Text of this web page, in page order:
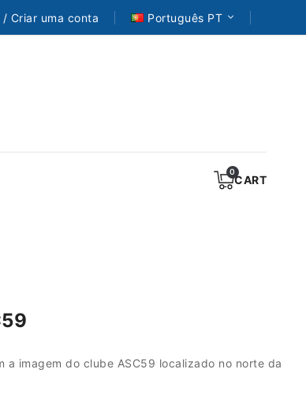
/ Criar uma conta Português PT
CART
a imagem do clube ASC59 localizado no norte da